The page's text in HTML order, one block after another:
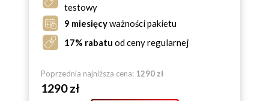
testowy
9 miesięcyważności pakietu
17% rabatu od ceny regularnej
Poprzednia najniższa cena: 1290 zł
1290 zł